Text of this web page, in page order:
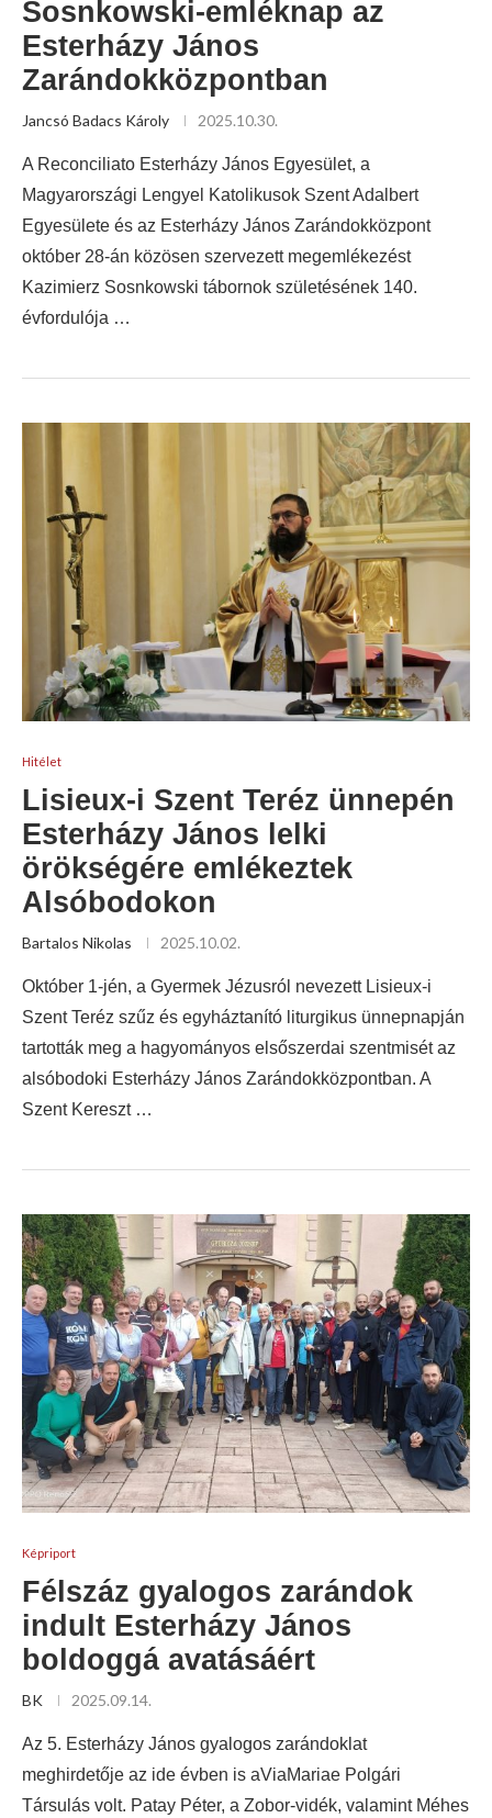
Sosnkowski-emléknap az
Esterházy János
Zarándokközpontban
Jancsó Badacs Károly 2025.10.30.
A Reconciliato Esterházy János Egyesület, a
Magyarországi Lengyel Katolikusok Szent Adalbert
Egyesülete és az Esterházy János Zarándokközpont
október 28-án közösen szervezett megemlékezést
Kazimierz Sosnkowski tábornok születésének 140.
évfordulója …
Hitélet
Lisieux-i Szent Teréz ünnepén
Esterházy János lelki
örökségére emlékeztek
Alsóbodokon
Bartalos Nikolas 2025.10.02.
Október 1-jén, a Gyermek Jézusról nevezett Lisieux-i
Szent Teréz szűz és egyháztanító liturgikus ünnepnapján
tartották meg a hagyományos elsőszerdai szentmisét az
alsóbodoki Esterházy János Zarándokközpontban. A
Szent Kereszt …
Képriport
Félszáz gyalogos zarándok
indult Esterházy János
boldoggá avatásáért
BK 2025.09.14.
Az 5. Esterházy János gyalogos zarándoklat
meghirdetője az ide évben is aViaMariae Polgári
Társulás volt. Patay Péter, a Zobor-vidék, valamint Méhes